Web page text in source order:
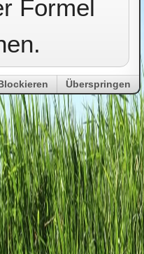
Formel
Überspringen